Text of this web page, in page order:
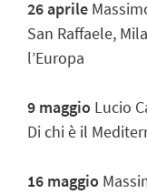
26 aprile
San Raffaele,
l’Europa
9 maggio Lucio
Di chi è il
16 maggio